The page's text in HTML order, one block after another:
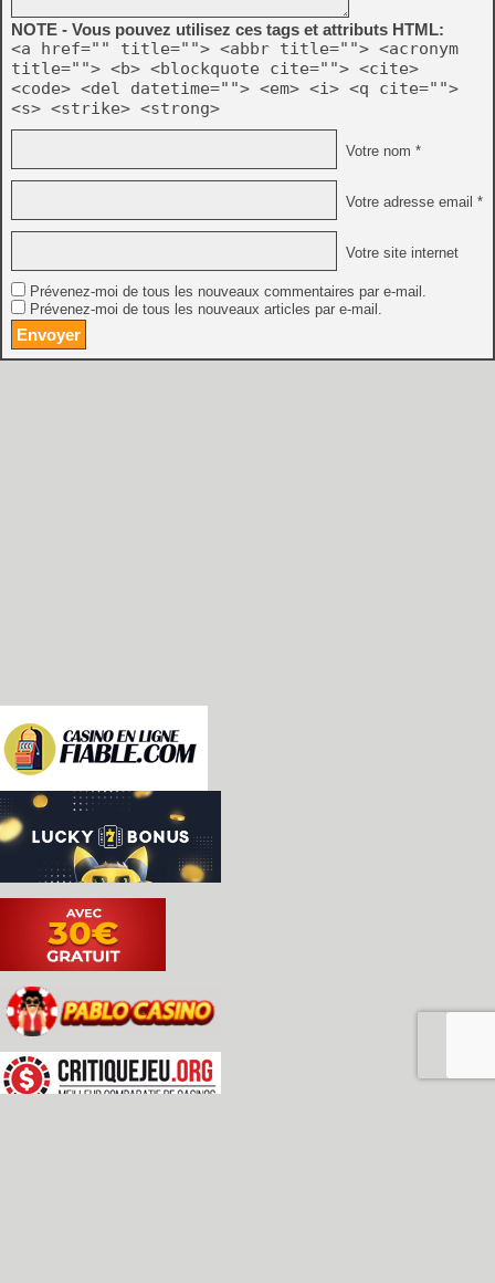
NOTE - Vous pouvez utilisez ces tags et attributs HTML:
<a href="" title=""> <abbr title=""> <acronym
title=""> <b> <blockquote cite=""> <cite>
<code> <del datetime=""> <em> <i> <q cite="">
<s> <strike> <strong>
Votre nom *
Votre adresse email *
Votre site internet
Prévenez-moi de tous les nouveaux commentaires par e-mail.
Prévenez-moi de tous les nouveaux articles par e-mail.